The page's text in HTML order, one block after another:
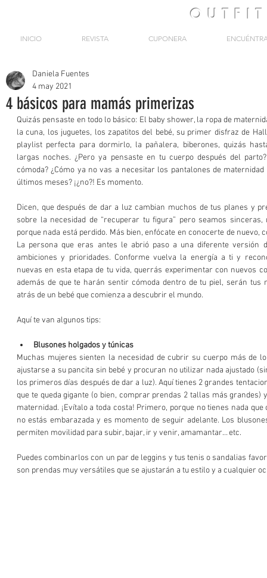
OUTFIT
INICIO REVISTA CUPONERA
4 básicos para mamás primerizas
Daniela Fuentes
4 may 2021
Quizás pensaste en todo lo básico: El baby shower, la ropa de
la cuna, los juguetes, los zapatitos del bebé, su primer disfraz de
playlist perfecta para dormirlo, la pañalera, biberones, quizás
largas noches. ¿Pero ya pensaste en tu cuerpo después del
cómoda? ¿Cómo ya no vas a necesitar los pantalones de
últimos meses? ¡¿no?! Es momento.
Dicen, que después de dar a luz cambian muchos de tus planes y
sobre la necesidad de “recuperar tu figura” pero seamos
porque nada está perdido. Más bien, enfócate en conocerte de nuevo,
La persona que eras antes le abrió paso a una diferente versión
ambiciones y prioridades. Conforme vuelva la energía a ti y
nuevas en esta etapa de tu vida, querrás experimentar con nuevos
además de que te harán sentir cómoda dentro de tu piel, serán tus
atrás de un bebé que comienza a descubrir el mundo.
Aquí te van algunos tips:
Blusones holgados y túnicas
Muchas mujeres sienten la necesidad de cubrir su cuerpo más de
ajustarse a su pancita sin bebé y procuran no utilizar nada ajustado
los primeros días después de dar a luz). Aquí tienes 2 grandes
que te queda gigante (o bien, comprar prendas 2 tallas más grandes)
maternidad. ¡Evítalo a toda costa! Primero, porque no tienes nada
no estás embarazada y es momento de seguir adelante. Los
permiten movilidad para subir, bajar, ir y venir, amamantar… etc.
Puedes combinarlos con un par de leggins y tus tenis o sandalias
son prendas muy versátiles que se ajustarán a tu estilo y a cualquier